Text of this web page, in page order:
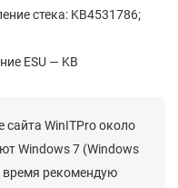
стека: KB4531786;
ESU — KB
WinITPro около
Windows 7 (Windows
время рекомендую